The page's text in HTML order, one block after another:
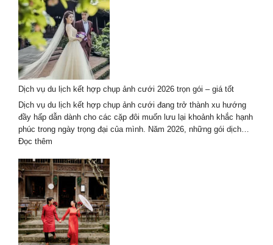
kết
hợp
chụp
ảnh
cưới
2026
–
lưu
giữ
thanh
xuân
riêng
Dịch vụ du lịch kết hợp chụp ảnh cưới 2026 trọn gói – giá tốt
Dịch vụ du lịch kết hợp chụp ảnh cưới đang trở thành xu hướng
đầy hấp dẫn dành cho các cặp đôi muốn lưu lại khoảnh khắc hạnh
phúc trong ngày trọng đại của mình. Năm 2026, những gói dịch…
Đọc thêm
vụ
du
lịch
kết
hợp
chụp
ảnh